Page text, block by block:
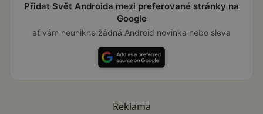
Přidat Svět Androida mezi preferované stránky na
Google
ať vám neunikne žádná Android novinka nebo sleva
Reklama